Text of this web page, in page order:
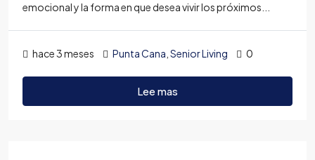
emocional y la forma en que desea vivir los próximos...
hace 3 meses Punta Cana Senior Living 0
Lee mas